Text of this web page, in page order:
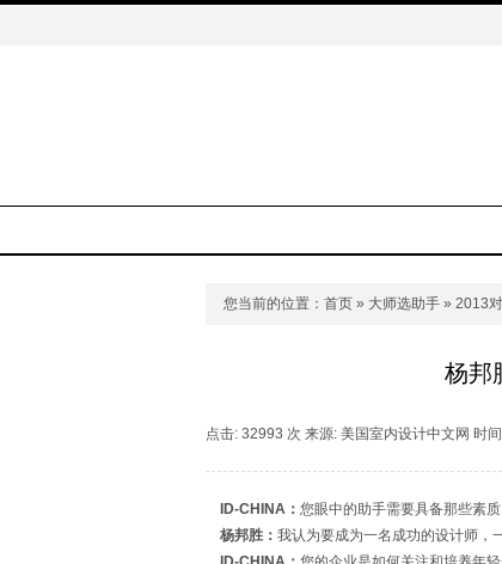
您当前的位置： 首页 » 大师选助手 » 2013
杨邦
点击: 32993 次 来源: 美国室内设计中文网 时
ID-CHINA： 您眼中的助手需要具备那些素质
杨邦胜： 我认为要成为一名成功的设计师，